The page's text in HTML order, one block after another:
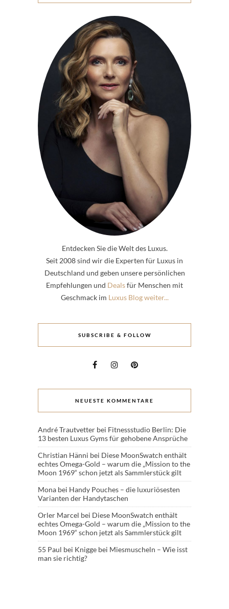
Entdecken Sie die Welt des Luxus.
Seit 2008 sind wir die Experten für Luxus in
Deutschland und geben unsere persönlichen
Empfehlungen und Dealsfür Menschen mit
Geschmack im Luxus Blog weiter...
SUBSCRIBE & FOLLOW
NEUESTE KOMMENTARE
André Trautvetter bei Fitnessstudio Berlin: Die
13 besten Luxus Gyms für gehobene Ansprüche
Christian Hänni bei Diese MoonSwatch enthält
echtes Omega-Gold – warum die „Mission to the
Moon 1969“ schon jetzt als Sammlerstück gilt
Mona bei Handy Pouches – die luxuriösesten
Varianten der Handytaschen
Orler Marcel bei Diese MoonSwatch enthält
echtes Omega-Gold – warum die „Mission to the
Moon 1969“ schon jetzt als Sammlerstück gilt
55 Paul bei Knigge bei Miesmuscheln – Wie isst
man sie richtig?